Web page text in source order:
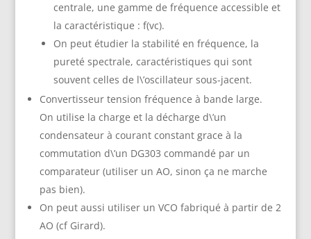
centrale, une gamme de fréquence accessible et
la caractéristique : f(vc).
On peut étudier la stabilité en fréquence, la
pureté spectrale, caractéristiques qui sont
souvent celles de l\’oscillateur sous-jacent.
Convertisseur tension fréquence à bande large.
On utilise la charge et la décharge d\’un
condensateur à courant constant grace à la
commutation d\’un DG303 commandé par un
comparateur (utiliser un AO, sinon ça ne marche
pas bien).
On peut aussi utiliser un VCO fabriqué à partir de 2
AO (cf Girard).